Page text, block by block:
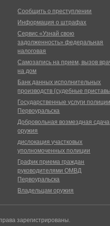
Сообщить о преступлении
Информация о штрафах
Сервис «Узнай свою
задолженность» федеральная
налоговая
Самозапись на прием, вызов
на дом
Банк данных исполнительных
производств (судебные
Государственные услуги
Первоуральска
Добровольная возмездная сдача
оружия
дислокация участковых
уполномоченных полиции
График приема граждан
руководителями ОМВД
Первоуральска
Владельцам оружия
зарегистрированы.